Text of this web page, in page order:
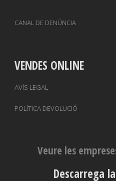
CANAL DE DENÚNCIA
VENDES ONLINE
AVÍS LEGAL
POLÍTICA DEVOLUCIÓ
Veure les
Descarrega